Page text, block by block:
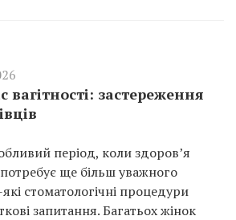
вагітності: застереження
період, коли здоров’я
ще більш уважного
стоматологічні процедури
запитання. Багатьох жінок